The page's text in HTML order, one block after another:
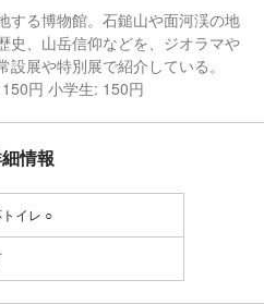
する博物館。石鎚山や面河渓の地
史、山岳信仰などを、ジオラマや
展や特別展で紹介している。
円 小学生: 150円
情報
イレ ○